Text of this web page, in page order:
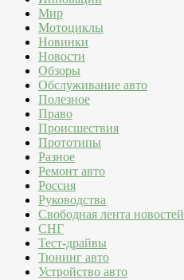
Мир
Мотоциклы
Новинки
Новости
Обзоры
Обслуживание авто
Полезное
Право
Происшествия
Прототипы
Разное
Ремонт авто
Россия
Руководства
Свободная лента новостей
СНГ
Тест-драйвы
Тюнинг авто
Устройство авто